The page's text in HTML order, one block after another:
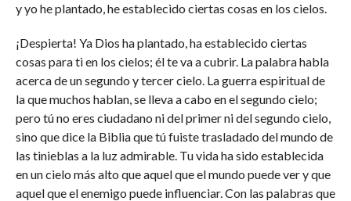
y yo he plantado, he establecido ciertas cosas en los cielos.
¡Despierta! Ya Dios ha plantado, ha establecido ciertas
cosas para ti en los cielos; él te va a cubrir. La palabra habla
acerca de un segundo y tercer cielo. La guerra espiritual de
la que muchos hablan, se lleva a cabo en el segundo cielo;
pero tú no eres ciudadano ni del primer ni del segundo cielo,
sino que dice la Biblia que tú fuiste trasladado del mundo de
las tinieblas a la luz admirable. Tu vida ha sido establecida
en un cielo más alto que aquel que el mundo puede ver y que
aquel que el enemigo puede influenciar. Con las palabras que